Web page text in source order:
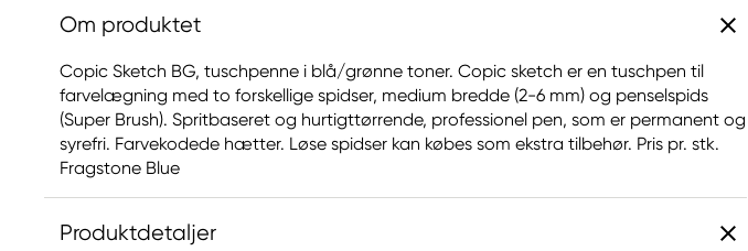
Om produktet
Copic Sketch BG, tuschpenne i blå/grønne toner. Copic sketch er en tuschpen til
farvelægning med to forskellige spidser, medium bredde (2-6 mm) og penselspids
(Super Brush). Spritbaseret og hurtigttørrende, professionel pen, som er permanent og
syrefri. Farvekodede hætter. Løse spidser kan købes som ekstra tilbehør. Pris pr. stk.
Fragstone Blue
Produktdetaljer